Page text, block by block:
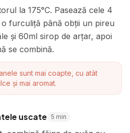
la 175°C. Pasează cele 4
furculiță până obții un pireu
și 60ml sirop de arțar, apoi
se combină.
sunt mai coapte, cu atât
și mai aromat.
uscate 5 min